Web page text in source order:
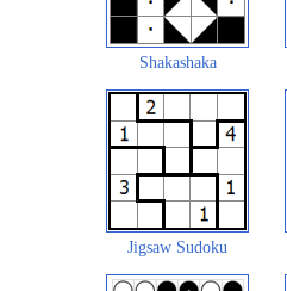
Shakashaka
Jigsaw Sudoku